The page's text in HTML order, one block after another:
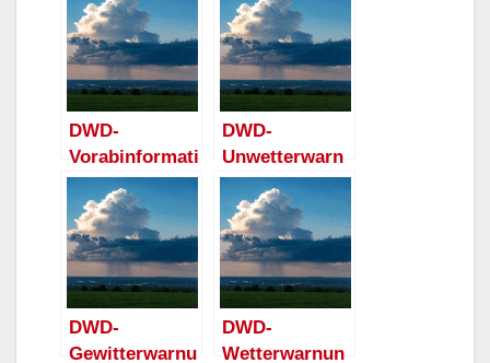
DWD-
Vorabinformati
on:
Unwetterpoten
zial durch
schwere
Gewitter für
Arnsberg am
Freitag
DWD-
Unwetterwarn
ung für
Arnsberg:
Starkes
Gewitter mit
Sturmböen
und
Starkregen
DWD-
Gewitterwarnu
DWD-
Wetterwarnun